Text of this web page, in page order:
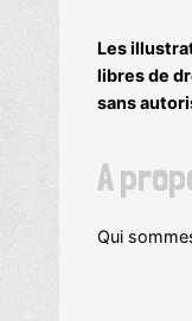
Les
libres de
sans
A
Qui